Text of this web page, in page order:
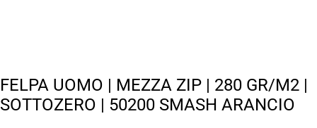
FELPA UOMO | MEZZA ZIP | 280 GR/M2 |
SOTTOZERO | 50200 SMASH ARANCIO